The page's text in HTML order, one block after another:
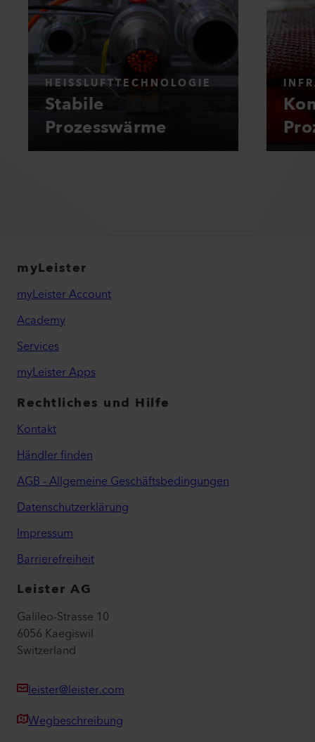
HEISSLUFTTECHNOLOGIE
Stabile
Prozesswärme
myLeister
myLeister Account
Academy
Services
myLeister Apps
Rechtliches und Hilfe
Kontakt
Händler finden
AGB - Allgemeine Geschäftsbedingungen
Datenschutzerklärung
Impressum
Barrierefreiheit
Leister AG
Galileo-Strasse 10
6056 Kaegiswil
Switzerland
leister@leister.com
Wegbeschreibung